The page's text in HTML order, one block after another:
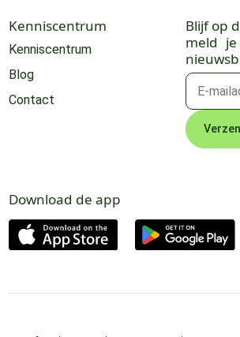
Kenniscentrum
Kenniscentrum
Blog
Contact
Blijf op
meld je
Download de app